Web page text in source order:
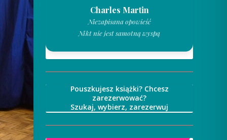
Charles Martin
Niezapisana opowieść
Nikt nie jest samotną wyspą
Pouszkujesz książki? Chcesz
zarezerwować?
Szukaj, wybierz, zarezerwuj